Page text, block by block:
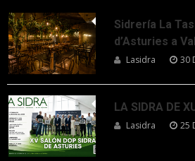
Sidrería La
d’Asturies a
Lasidra 30
LA SIDRA DE
Lasidra 25